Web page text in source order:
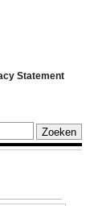
Statement